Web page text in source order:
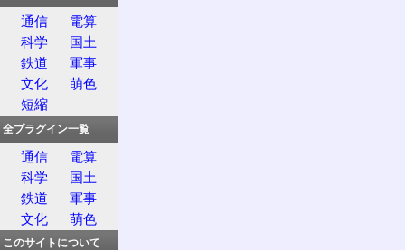
通信
電算
科学
国土
鉄道
軍事
文化
萌色
短縮
全プラグイン一覧
通信
電算
科学
国土
鉄道
軍事
文化
萌色
このサイトについて